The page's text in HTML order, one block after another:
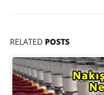
RELATED POSTS